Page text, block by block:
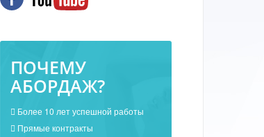
ПОЧЕМУ
АБОРДАЖ?
Более 10 лет успешной работы
Прямые контракты